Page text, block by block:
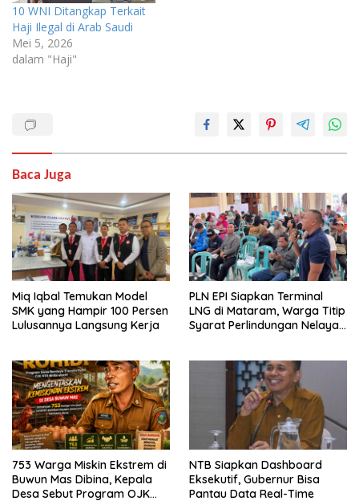
10 WNI Ditangkap Terkait
Haji Ilegal di Arab Saudi
Mei 5, 2026
dalam "Haji"
Baca Juga
Miq Iqbal Temukan Model
SMK yang Hampir 100 Persen
Lulusannya Langsung Kerja
PLN EPI Siapkan Terminal
LNG di Mataram, Warga Titip
Syarat Perlindungan Nelayan
753 Warga Miskin Ekstrem di
Buwun Mas Dibina, Kepala
Desa Sebut Program OJK
NTB Siapkan Dashboard
Eksekutif, Gubernur Bisa
Pantau Data Real-Time